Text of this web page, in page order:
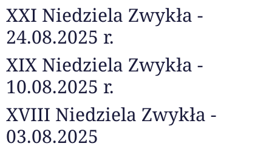
XXI Niedziela Zwykła -
24.08.2025 r.
XIX Niedziela Zwykła -
10.08.2025 r.
XVIII Niedziela Zwykła -
03.08.2025